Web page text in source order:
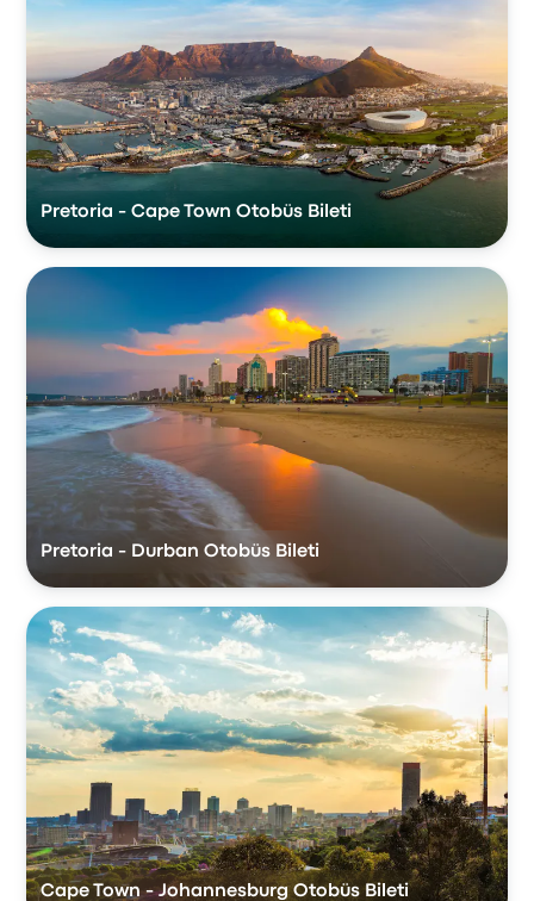
Pretoria - Cape Town Otobüs Bileti
Pretoria - Durban Otobüs Bileti
Cape Town - Johannesburg Otobüs Bileti